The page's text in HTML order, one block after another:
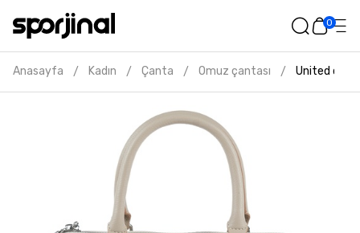
0
Anasayfa / Kadın / Çanta / Omuz çantası / United